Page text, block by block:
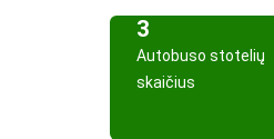
3
Autobuso stotelių
skaičius